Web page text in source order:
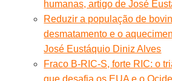
humanas, artigo de José
Reduzir a população de
desmatamento e o
José Eustáquio Diniz Alves
Fraco B-RIC-S, forte RIC: o